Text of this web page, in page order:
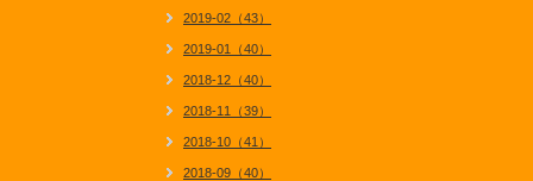
2019-02（43）
2019-01（40）
2018-12（40）
2018-11（39）
2018-10（41）
2018-09（40）